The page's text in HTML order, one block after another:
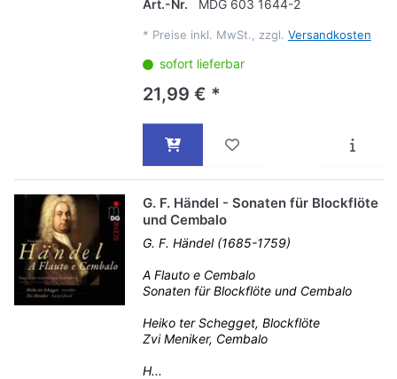
Art.-Nr. MDG 603 1644-2
* Preise inkl. MwSt., zzgl. Versandkosten
sofort lieferbar
21,99 € *
G. F. Händel - Sonaten für Blockflöte
und Cembalo
G. F. Händel (1685-1759)
A Flauto e Cembalo
Sonaten für Blockflöte und Cembalo
Heiko ter Schegget, Blockflöte
Zvi Meniker, Cembalo
H...